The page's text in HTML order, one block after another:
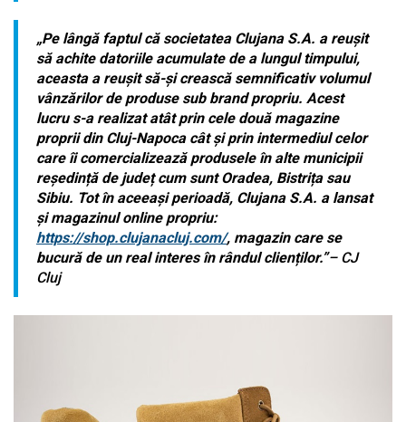
„Pe lângă faptul că societatea Clujana S.A. a reușit
să achite datoriile acumulate de a lungul timpului,
aceasta a reușit să-și crească semnificativ volumul
vânzărilor de produse sub brand propriu. Acest
lucru s-a realizat atât prin cele două magazine
proprii din Cluj-Napoca cât și prin intermediul celor
care îi comercializează produsele în alte municipii
reședință de județ cum sunt Oradea, Bistrița sau
Sibiu. Tot în aceeași perioadă, Clujana S.A. a lansat
și magazinul online propriu:
https://shop.clujanacluj.com/, magazin care se
bucură de un real interes în rândul clienților.”– CJ
Cluj